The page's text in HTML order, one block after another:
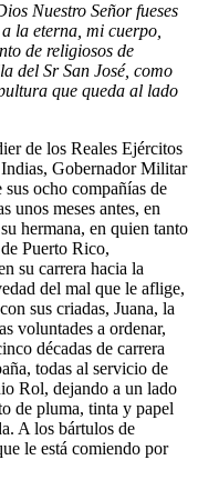
Nuestro Señor fueses
la eterna, mi cuerpo,
de religiosos de
del Sr San José, como
que queda al lado
de los Reales Ejércitos
Gobernador Militar
ocho compañías de
unos meses antes, en
hermana, en quien tanto
Puerto Rico,
su carrera hacia la
del mal que le aflige,
sus criadas, Juana, la
voluntades a ordenar,
décadas de carrera
todas al servicio de
Rol, dejando a un lado
de pluma, tinta y papel
A los bártulos de
le está comiendo por